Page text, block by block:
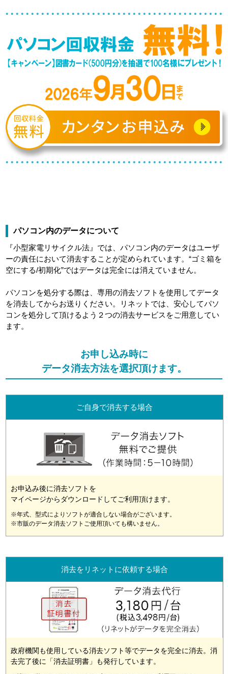
パソコン内のデータについて
『小型家電リサイクル法』では、パソコン内のデータはユーザ
ーの責任において消去することが定められています。“ゴミ箱を
空にする/初期化”ではデータは完全には消えていません。
パソコンを処分する際は、専用の消去ソフトを使用してデータ
を消去してからお送りください。リネットでは、安心してパソ
コンを処分して頂けるよう２つの消去サービスをご用意してい
ます。
お申し込み時に
データ消去方法を選択頂けます。
ご自身で消去する場合
お申込み後に消去ソフトを
マイページからダウンロードしてご利用頂けます。
※年式、型式によりソフトが適合しない場合がございます。
※市販のデータ消去ソフトご使用頂いても構いません。
消去をリネットに依頼する場合
政府機関も使用している消去ソフト等でデータを完全に消去。消
去完了後に「消去証明書」も発行しています。